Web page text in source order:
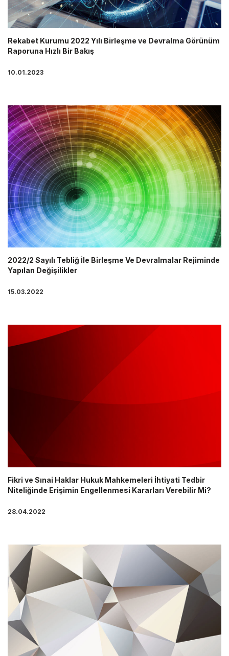
Rekabet Kurumu 2022 Yılı Birleşme ve Devralma Görünüm
Raporuna Hızlı Bir Bakış
10.01.2023
2022/2 Sayılı Tebliğ İle Birleşme Ve Devralmalar Rejiminde
Yapılan Değişilikler
15.03.2022
Fikri ve Sınai Haklar Hukuk Mahkemeleri İhtiyati Tedbir
Niteliğinde Erişimin Engellenmesi Kararları Verebilir Mi?
28.04.2022